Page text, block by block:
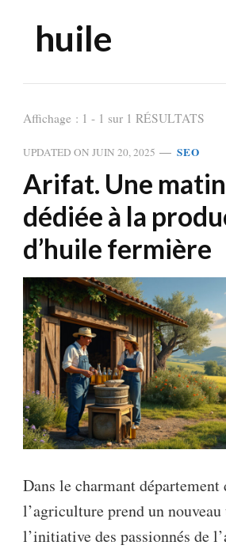
huile
Affichage : 1 - 1 sur 1 RÉSULTATS
UPDATED ON JUIN 20, 2025 SEO
Arifat. Une
dédiée à la
d’huile fermière
Dans le charmant département
l’agriculture prend un
l’initiative des passionnés de